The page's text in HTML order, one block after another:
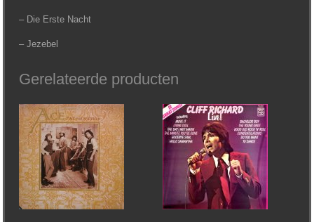
– Die Erste Nacht
– Jezebel
Gerelateerde producten